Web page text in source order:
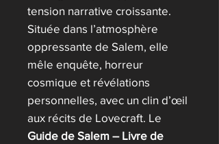
tension narrative croissante.
Située dans l’atmosphère
oppressante de Salem, elle
mêle enquête, horreur
cosmique et révélations
personnelles, avec un clin d’œil
aux récits de Lovecraft. Le
Guide de Salem – Livre de